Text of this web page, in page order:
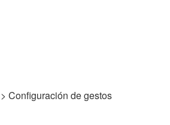
Configuración de gestos